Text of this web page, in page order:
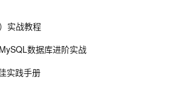
程序 (关键代码) (三)---创建ZIP和
实战教程
数据库进阶实战
实践手册